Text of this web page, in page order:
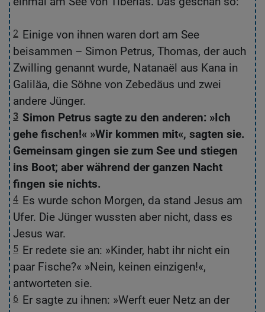
2 Einige von ihnen waren dort am See
beisammen – Simon Petrus, Thomas, der auch
Zwilling genannt wurde, Natanaël aus Kana in
Galiläa, die Söhne von Zebedäus und zwei
andere Jünger.
3 Simon Petrus sagte zu den anderen: »Ich
gehe fischen!« »Wir kommen mit«, sagten sie.
Gemeinsam gingen sie zum See und stiegen
ins Boot; aber während der ganzen Nacht
fingen sie nichts.
4 Es wurde schon Morgen, da stand Jesus am
Ufer. Die Jünger wussten aber nicht, dass es
Jesus war.
5 Er redete sie an: »Kinder, habt ihr nicht ein
paar Fische?« »Nein, keinen einzigen!«,
antworteten sie.
6 Er sagte zu ihnen: »Werft euer Netz an der
2
3
4
5
6